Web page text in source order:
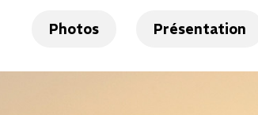
Photos Présentation